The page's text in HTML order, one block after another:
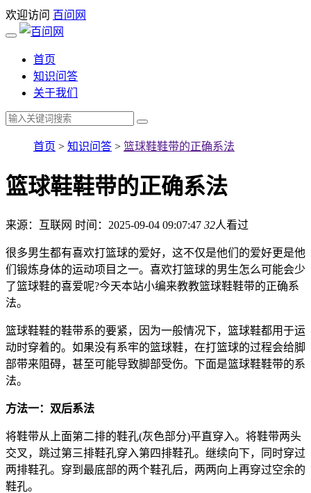
欢迎访问 百问网
首页
知识问答
关于我们
首页 > 知识问答 > 篮球鞋鞋带的正确系法
篮球鞋鞋带的正确系法
来源：互联网 时间：2025-09-04 09:07:47 32人看过
很多男生都有喜欢打篮球的爱好，这不仅是他们的爱好更是他
们锻炼身体的运动项目之一。喜欢打篮球的男生怎么可能会少
了篮球鞋的喜爱呢?今天本站小编来教教篮球鞋鞋带的正确系
法。
篮球鞋鞋的鞋带系的要紧，因为一般情况下，篮球鞋都用于运
动时穿着的。如果没有系牢的篮球鞋，在打篮球的过程会给脚
部带来阻碍，甚至可能导致脚部受伤。下面是篮球鞋鞋带的系
法。
方法一：双后系法
将鞋带从上面第二排的鞋孔(灰色部分)平直穿入。将鞋带两头
交叉，跳过第三排鞋孔穿入第四排鞋孔。继续向下，同时穿过
两排鞋孔。穿到最底部的两个鞋孔后，两两向上再穿过空余的
鞋孔。